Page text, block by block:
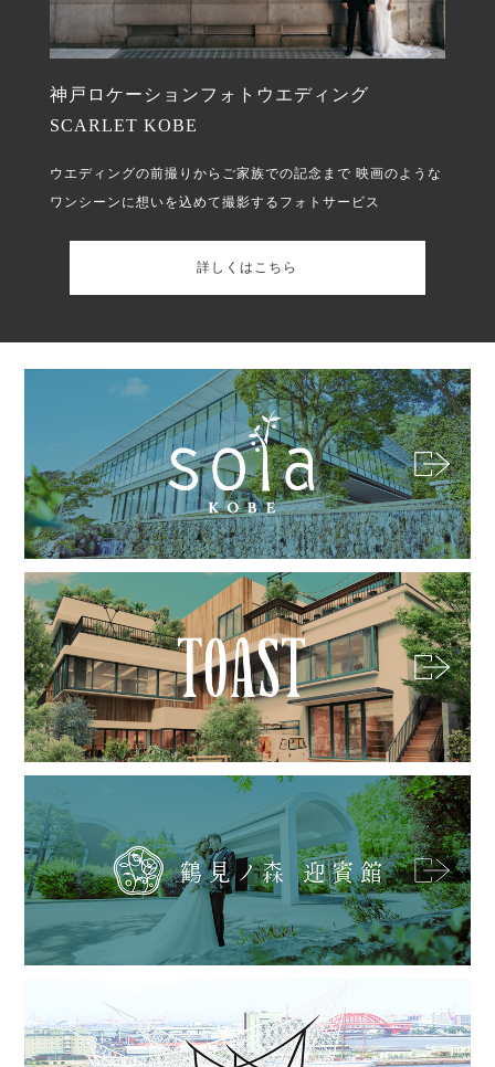
神戸ロケーションフォトウエディング
SCARLET KOBE
ウエディングの前撮りからご家族での記念まで 映画のような
ワンシーンに想いを込めて撮影するフォトサービス
詳しくはこちら